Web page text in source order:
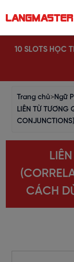
10 SLOTS HỌC
Trang chủ>Ngữ
LIÊN TỪ TƯƠNG
CÁCH